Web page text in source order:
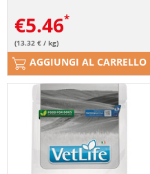
€5.46
(13.32 € / kg)
AGGIUNGI AL CARRELLO